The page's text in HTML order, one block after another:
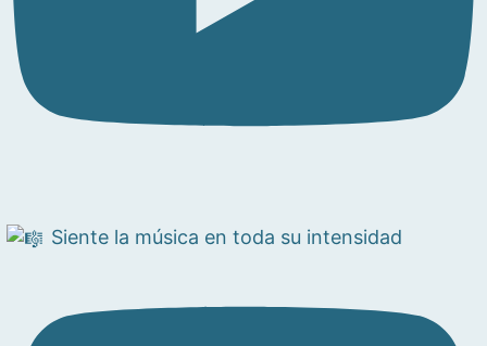
Siente la música en toda su intensidad